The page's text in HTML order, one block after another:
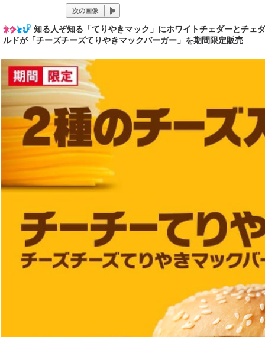
次の画像
知る人ぞ知る「てりやきマック」にホワイトチェダーとチェ
ルドが「チーズチーズてりやきマックバーガー」を期間限定販売